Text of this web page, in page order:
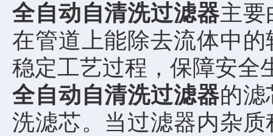
全自动自清洗过滤器主要
在管道上能除去流体中
稳定工艺过程，保障安全
全自动自清洗过滤器的滤
洗滤芯。当过滤器内杂